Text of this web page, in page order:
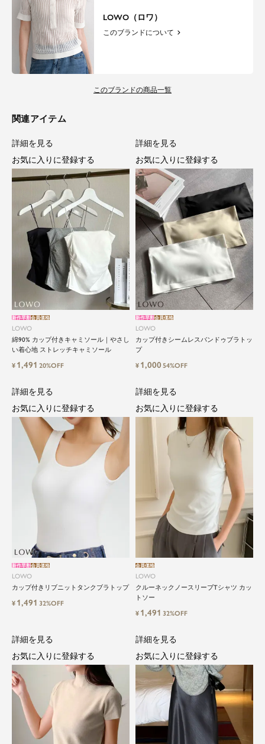
LOWO（ロワ）
このブランドについて
このブランドの商品一覧
関連アイテム
LOWO
綿90% カップ付きキャミソール｜やさし
い着心地 ストレッチキャミソール
新作早割会員価格
¥ 1,491 20%OFF
詳細を見る
お気に入りに登録する
LOWO
カップ付きシームレスバンドゥブラトッ
プ
新作早割会員価格
¥ 1,00054%OFF
詳細を見る
お気に入りに登録する
LOWO
カップ付きリブニットタンクブラトップ
新作早割会員価格
¥ 1,491 32%OFF
詳細を見る
お気に入りに登録する
LOWO
クルーネックノースリーブTシャツ カッ
トソー
会員価格
¥ 1,491 32%OFF
詳細を見る
お気に入りに登録する
詳細を見る
お気に入りに登録する
詳細を見る
お気に入りに登録する